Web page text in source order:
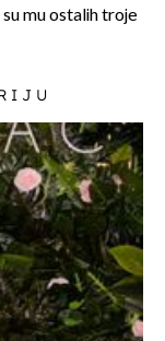
mu ostalih troje